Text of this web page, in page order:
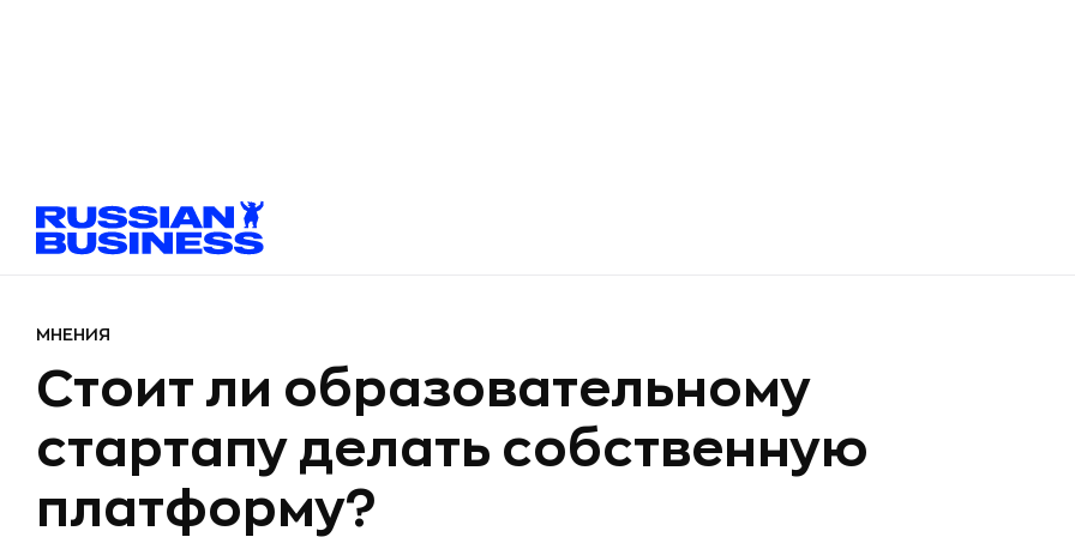
МНЕНИЯ
Стоит ли образовательному
стартапу делать собственную
платформу?